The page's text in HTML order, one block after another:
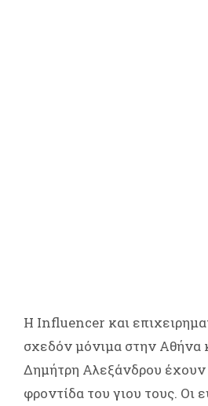
Η Influencer και
σχεδόν μόνιμα στην Αθήνα
Δημήτρη Αλεξάνδρου έχουν
φροντίδα του γιου τους. Οι